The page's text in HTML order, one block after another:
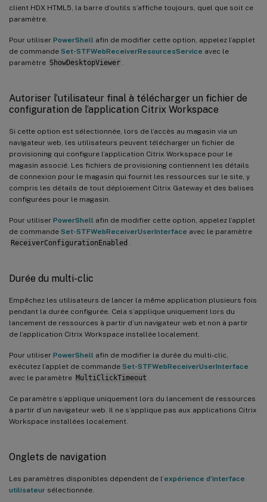
client HDX HTML5, la barre d’outils s’affiche toujours, quel que soit ce
paramètre.
Pour utiliser PowerShell afin de modifier cette option, appelez l’applet
de commande Set-STFWebReceiverResourcesService avec le
paramètre ShowDesktopViewer .
Autoriser l’utilisateur final à télécharger un fichier de
configuration de l’application Citrix Workspace
Si cette option est sélectionnée, lors de l’accès au magasin via un
navigateur web, les utilisateurs peuvent télécharger un fichier de
provisioning qui configure l’application Citrix Workspace pour le
magasin associé. Les fichiers de provisioning contiennent les détails
de connexion pour le magasin qui fournit les ressources sur le site, y
compris les détails de tout déploiement Citrix Gateway et des balises
configurées pour le magasin.
Pour utiliser PowerShell afin de modifier cette option, appelez l’applet
de commande Set-STFWebReceiverUserInterface avec le paramètre
ReceiverConfigurationEnabled .
Durée du multi-clic
Empêchez les utilisateurs de lancer la même application plusieurs fois
pendant la durée configurée. Cela s’applique uniquement lors du
lancement de ressources à partir d’un navigateur web et non à partir
de l’application Citrix Workspace installée localement.
Pour utiliser PowerShell afin de modifier la durée du multi-clic,
exécutez l’applet de commande Set-STFWebReceiverUserInterface
avec le paramètre MultiClickTimeout .
Ce paramètre s’applique uniquement lors du lancement de ressources
à partir d’un navigateur web. Il ne s’applique pas aux applications Citrix
Workspace installées localement.
Onglets de navigation
Les paramètres disponibles dépendent de l’expérience d’interface
utilisateur sélectionnée.